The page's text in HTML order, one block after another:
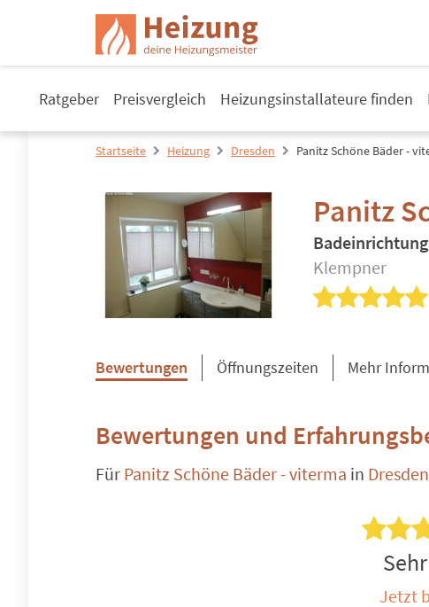
Ratgeber Preisvergleich Heizungsinstallateure finden
Startseite Heizung Dresden Panitz Schöne Bäder -
Panitz
Badeinrichtung
Klempner
Bewertungen Öffnungszeiten Mehr
Bewertungen und
Für Panitz Schöne Bäder - viterma in Dresden
Jetzt